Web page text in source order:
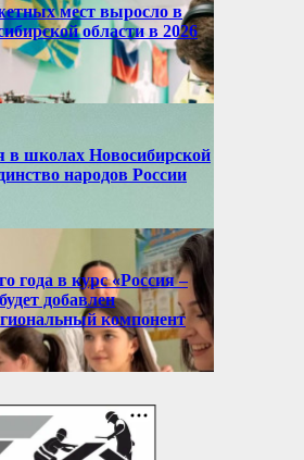
мест выросло в
области в 2026
в школах Новосибирской
народов России
года в курс «Россия –
добавлен
компонент